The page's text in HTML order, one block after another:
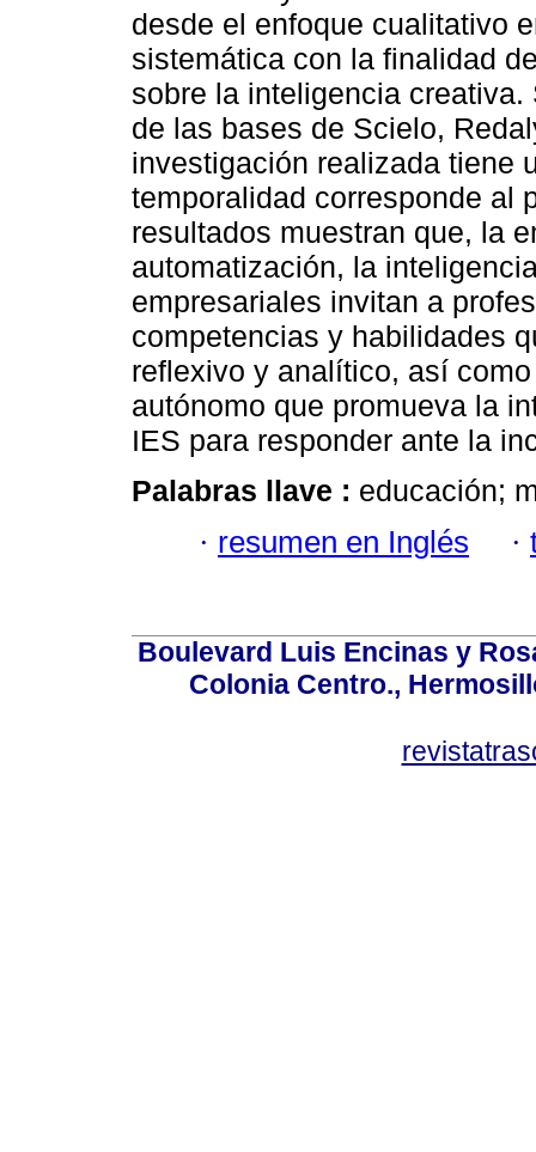
desde el enfoque cualitativo
sistemática con la finalidad
sobre la inteligencia
de las bases de Scielo,
investigación realizada tiene
temporalidad corresponde al
resultados muestran que, la
automatización, la
empresariales invitan a
competencias y habilidades
reflexivo y analítico, así
autónomo que promueva la
IES para responder ante la
Palabras llave : educación;
· resumen en Inglés ·
Boulevard Luis Encinas y
Colonia Centro.,